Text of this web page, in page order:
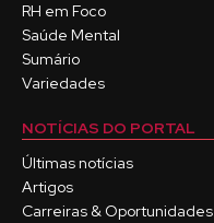
RH em Foco
Saúde Mental
Sumário
Variedades
NOTÍCIAS DO PORTAL
Últimas notícias
Artigos
Carreiras & Oportunidades